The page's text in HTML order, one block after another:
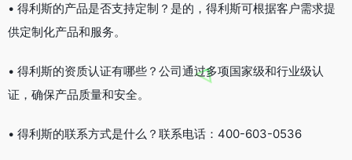
• 得利斯的产品是否支持定制？是的，得利斯可根据客户需求提
供定制化产品和服务。
• 得利斯的资质认证有哪些？公司通过多项国家级和行业级认
证，确保产品质量和安全。
• 得利斯的联系方式是什么？联系电话：400-603-0536